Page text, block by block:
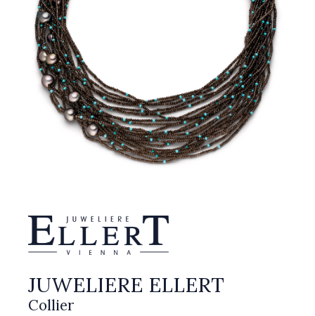
JUWELIERE ELLERT
Collier